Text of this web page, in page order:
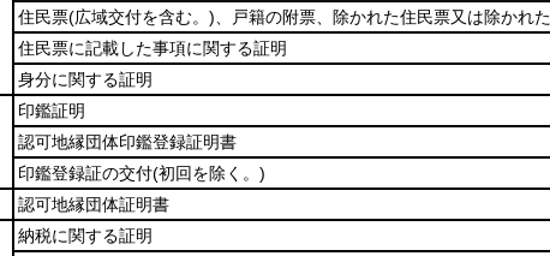
住民票(広域交付を含む。) 、戸籍の附票、除かれた住民票又は除かれ
住民票に記載した事項に関する証明
身分に関する証明
印鑑証明
認可地縁団体印鑑登録証明書
印鑑登録証の交付(初回を除く。)
認可地縁団体証明書
納税に関する証明